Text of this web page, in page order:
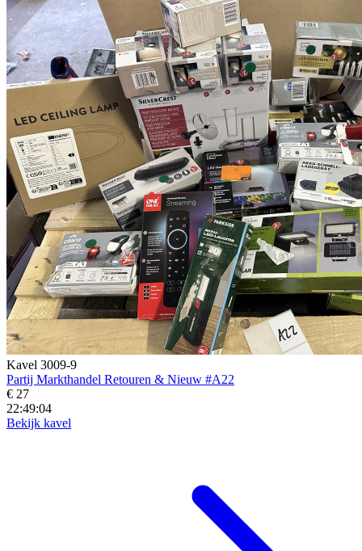
Kavel 3009-9
Partij Markthandel Retouren & Nieuw #A22
€ 27
22:49:02
Bekijk kavel